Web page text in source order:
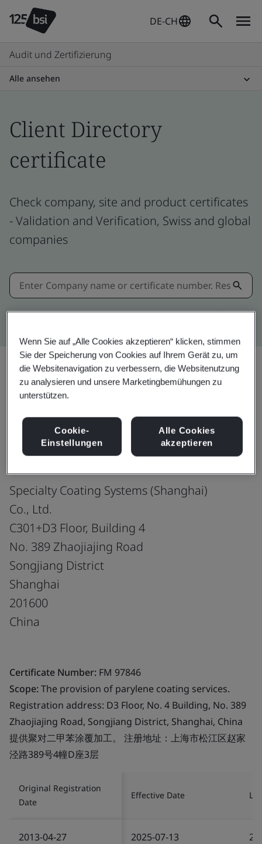
DE-CH
Audit und Zertifizierung
Alle ansehen
Client Directory
certificate
Check company, site and product certificates
- Validation and Verification, Swiss and global
companies
Kitemark advanced search
Teilen:
ISO 9001:2015
Specialty Coating Systems (Shanghai)
Co., Ltd.
C301+D3 Floor, Building 4
No. 389 Zhaojiajing Road
Songjiang District
Shanghai
201600
China
Certificate Number: FM 97846
Scope:The provision of parylene coating services.
Registration address: D3 Floor, No. 4 Building, No. 389
Zhaojiajing Road, Songjiang District, Shanghai, China
提供聚对二甲苯涂覆加工。 注册地址：上海市松江区赵家
泾路389号4幢D座3层
Original Registration
Date
Effective Date
2013-04-27 2025-07-13
Wenn Sie auf „Alle Cookies akzeptieren“ klicken, stimmen
Sie der Speicherung von Cookies auf Ihrem Gerät zu, um
die Websitenavigation zu verbessern, die Websitenutzung
zu analysieren und unsere Marketingbemühungen zu
unterstützen.
Cookie-
Einstellungen
Alle Cookies
akzeptieren